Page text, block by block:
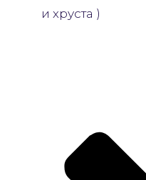
и хруста )